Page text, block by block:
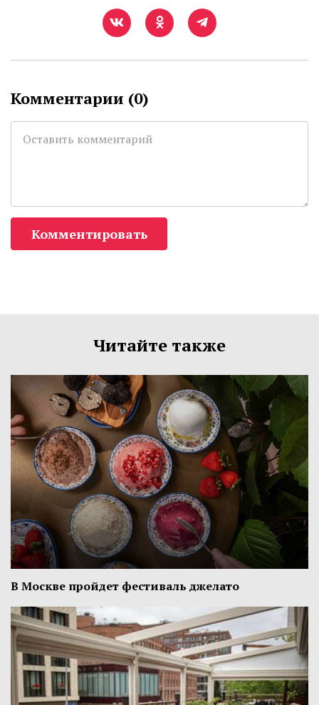
Комментарии (0)
Комментировать
Читайте также
В Москве пройдет фестиваль джелато